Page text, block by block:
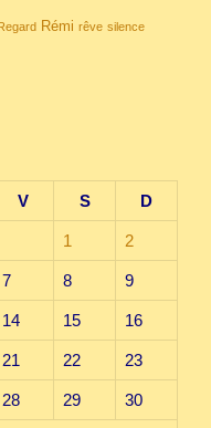
Regard Rémi rêve silence
V S D
1 2
7 8 9
14 15 16
21 22 23
28 29 30